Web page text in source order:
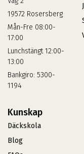
19572 Rosersberg
Mån-Fre 08:00-
17:00
Lunchstängt 12:00-
13:00
Bankgiro: 5300-
1194
Kunskap
Däckskola
Blog